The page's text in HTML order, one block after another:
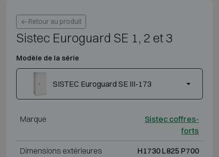
Retour au produit
Sistec Euroguard SE 1, 2 et 3
Modèle de la série
SISTEC Euroguard SE III-173
Marque
Sistec coffres-
forts
Dimensions extérieures
H1730 L825 P700